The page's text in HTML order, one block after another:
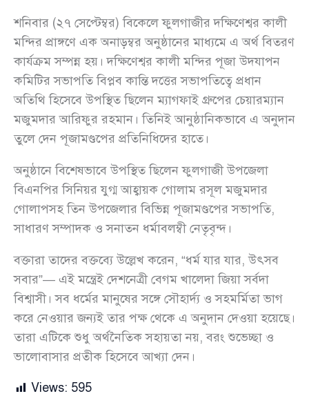
শনিবার (২৭ সেপ্টেম্বর) বিকেলে ফুলগাজীর দক্ষিণেশ্বর কালী
মন্দির প্রাঙ্গণে এক অনাড়ম্বর অনুষ্ঠানের মাধ্যমে এ অর্থ বিতরণ
কার্যক্রম সম্পন্ন হয়। দক্ষিণেশ্বর কালী মন্দির পূজা উদযাপন
কমিটির সভাপতি বিপ্লব কান্তি দত্তের সভাপতিত্বে প্রধান
অতিথি হিসেবে উপস্থিত ছিলেন ম্যাগফাই গ্রুপের চেয়ারম্যান
মজুমদার আরিফুর রহমান। তিনিই আনুষ্ঠানিকভাবে এ অনুদান
তুলে দেন পূজামণ্ডপের প্রতিনিধিদের হাতে।
অনুষ্ঠানে বিশেষভাবে উপস্থিত ছিলেন ফুলগাজী উপজেলা
বিএনপির সিনিয়র যুগ্ম আহ্বায়ক গোলাম রসূল মজুমদার
গোলাপসহ তিন উপজেলার বিভিন্ন পূজামণ্ডপের সভাপতি,
সাধারণ সম্পাদক ও সনাতন ধর্মাবলম্বী নেতৃবৃন্দ।
বক্তারা তাদের বক্তব্যে উল্লেখ করেন, “ধর্ম যার যার, উৎসব
সবার”— এই মন্ত্রেই দেশনেত্রী বেগম খালেদা জিয়া সর্বদা
বিশ্বাসী। সব ধর্মের মানুষের সঙ্গে সৌহার্দ্য ও সহমর্মিতা ভাগ
করে নেওয়ার জন্যই তার পক্ষ থেকে এ অনুদান দেওয়া হয়েছে।
তারা এটিকে শুধু অর্থনৈতিক সহায়তা নয়, বরং শুভেচ্ছা ও
ভালোবাসার প্রতীক হিসেবে আখ্যা দেন।
Views: 595